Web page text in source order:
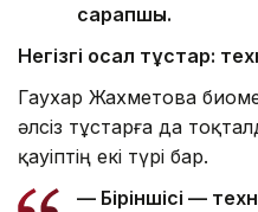
сарапшы.
Негізгі осал тұстар:
Гаухар Жахметова
әлсіз тұстарға да
қауіптің екі түрі бар.
— Біріншісі —